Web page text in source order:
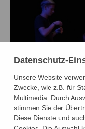
Datenschutz-
Unsere Website
Zwecke, wie z.B. für
Multimedia. Durch
stimmen Sie der
Diese Dienste und